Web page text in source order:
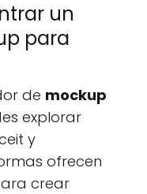
un
para
de mockup
explorar
y
ofrecen
crear